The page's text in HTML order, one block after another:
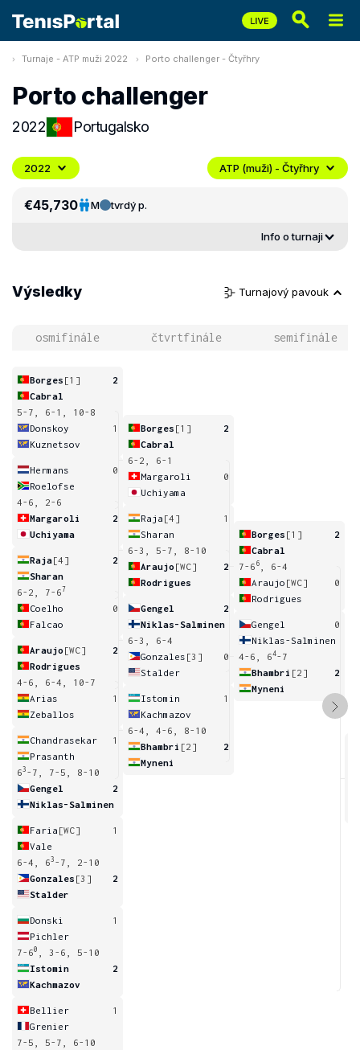
Turnaje - ATP muži 2022 Porto challenger - Čtyřhry
Porto challenger
2022 Portugalsko
2022 ATP (muži) - Čtyřhry
€45,730 M tvrdý p.
Info o turnaji
Výsledky Turnajový pavouk
osmifinále čtvrtfinále semifinále
Borges [1]
2
Cabral
5-7, 6-1, 10-8
Donskoy
1
Kuznetsov
Hermans
0
Roelofse
4-6, 2-6
Margaroli
2
Uchiyama
Raja[4]
2
Sharan
6-2, 7-67
Coelho
0
Falcao
Araujo [WC]
2
Rodrigues
4-6, 6-4, 10-7
Arias
1
Zeballos
Chandrasekar
1
Prasanth
63 -7, 7-5, 8-10
Gengel
2
Niklas-Salminen
Faria [WC]
1
Vale
6-4, 63 -7, 2-10
Gonzales [3]
2
Stalder
Donski
1
Pichler
7-60
, 3-6, 5-10
Istomin
2
Kachmazov
Bellier
1
Grenier
7-5, 5-7, 6-10
Borges [1]
2
Cabral
6-2, 6-1
Margaroli
0
Uchiyama
Raja [4]
1
Sharan
6-3, 5-7, 8-10
Araujo [WC]
2
Rodrigues
Gengel
2
Niklas-Salminen
6-3, 6-4
Gonzales [3]
0
Stalder
Istomin
1
Kachmazov
6-4, 4-6, 8-10
Bhambri [2]
2
Myneni
Borges [1]
2
Cabral
7-6 6
, 6-4
Araujo [WC]
0
Rodrigues
Gengel
0
Niklas-Salminen
4-6, 64-7
Bhambri [2]
2
Myneni